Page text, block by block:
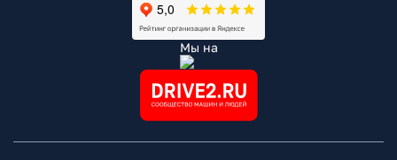
Мы на